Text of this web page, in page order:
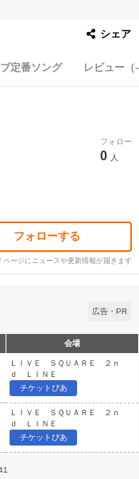
シェア
定番ソング レビュー（
フォロー
0 人
フォローする
ページにニュースや更新情報が届きます
広告・PR
会場
ＬＩＶＥ ＳＱＵＡＲＥ ２ｎ
ｄ ＬＩＮＥ
チケットぴあ
ＬＩＶＥ ＳＱＵＡＲＥ ２ｎ
ｄ ＬＩＮＥ
チケットぴあ